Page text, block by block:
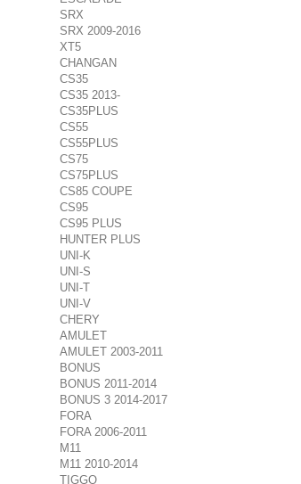
SRX
SRX 2009-2016
XT5
CHANGAN
CS35
CS35 2013-
CS35PLUS
CS55
CS55PLUS
CS75
CS75PLUS
CS85 COUPE
CS95
CS95 PLUS
HUNTER PLUS
UNI-K
UNI-S
UNI-T
UNI-V
CHERY
AMULET
AMULET 2003-2011
BONUS
BONUS 2011-2014
BONUS 3 2014-2017
FORA
FORA 2006-2011
M11
M11 2010-2014
TIGGO